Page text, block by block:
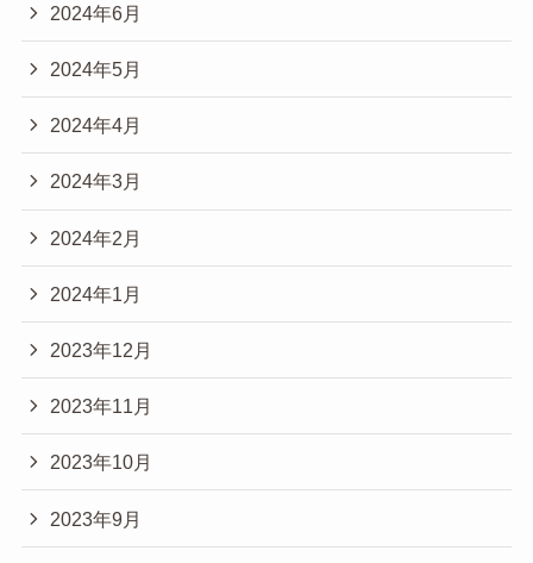
2024年6月
2024年5月
2024年4月
2024年3月
2024年2月
2024年1月
2023年12月
2023年11月
2023年10月
2023年9月